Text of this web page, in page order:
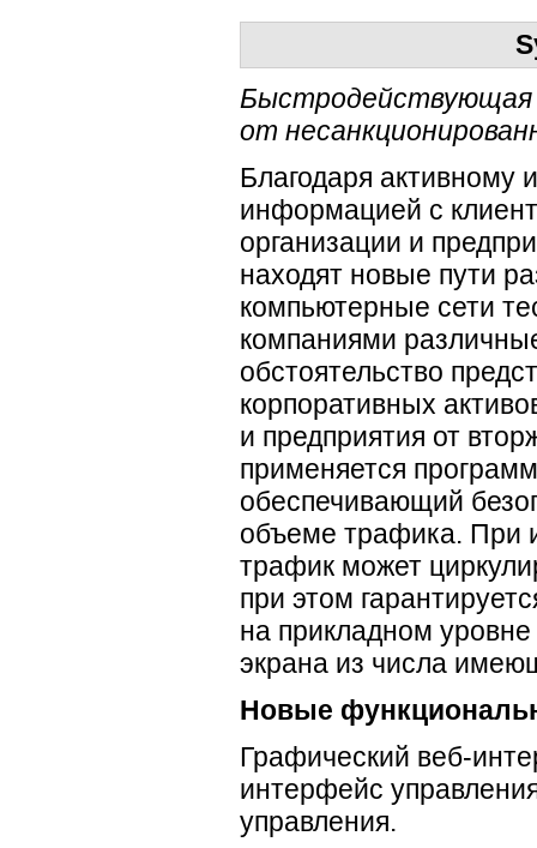
Быстродействующая
от
Благодаря активному
информацией с
организации и
находят новые пути
компьютерные сети
компаниями
обстоятельство
корпоративных
и предприятия от
применяется
обеспечивающий
объеме трафика. При
трафик может
при этом
на прикладном
экрана из числа
Новые
Графический веб-
интерфейс
управления.